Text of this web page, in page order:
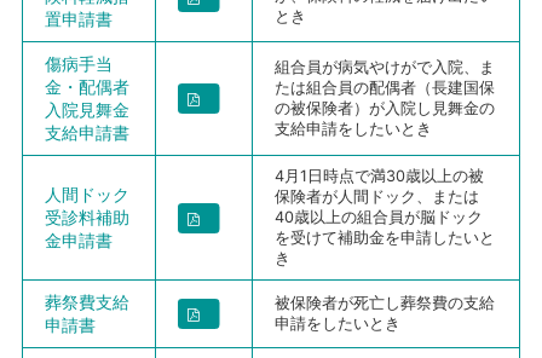
置申請書
とき
傷病手当
金・配偶者
入院見舞金
支給申請書
組合員が病気やけがで入院、ま
たは組合員の配偶者（長建国保
の被保険者）が入院し見舞金の
支給申請をしたいとき
人間ドック
受診料補助
金申請書
4月1日時点で満30歳以上の被
保険者が人間ドック、または
40歳以上の組合員が脳ドック
を受けて補助金を申請したいと
き
葬祭費支給
申請書
被保険者が死亡し葬祭費の支給
申請をしたいとき